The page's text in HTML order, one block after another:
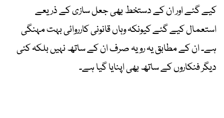
کیے گئے اور ان کے دستخط بھی جعل سازی کے ذریعے
استعمال کیے گئے کیونکہ وہاں قانونی کارروائی بہت مہنگی
ہے۔ ان کے مطابق یہ رویہ صرف ان کے ساتھ نہیں بلکہ کئی
دیگر فنکاروں کے ساتھ بھی اپنایا گیا ہے۔